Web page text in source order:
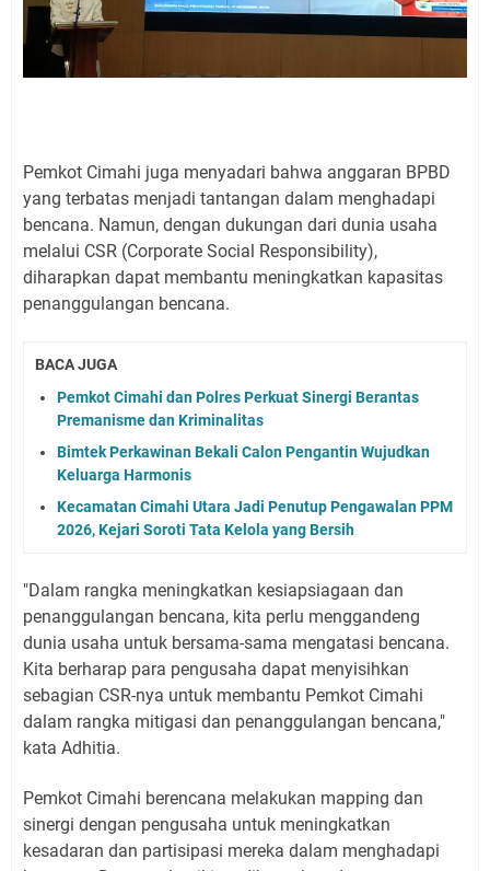
Pemkot Cimahi juga menyadari bahwa anggaran BPBD
yang terbatas menjadi tantangan dalam menghadapi
bencana. Namun, dengan dukungan dari dunia usaha
melalui CSR (Corporate Social Responsibility),
diharapkan dapat membantu meningkatkan kapasitas
penanggulangan bencana.
BACA JUGA
Pemkot Cimahi dan Polres Perkuat Sinergi Berantas
Premanisme dan Kriminalitas
Bimtek Perkawinan Bekali Calon Pengantin Wujudkan
Keluarga Harmonis
Kecamatan Cimahi Utara Jadi Penutup Pengawalan PPM
2026, Kejari Soroti Tata Kelola yang Bersih
"Dalam rangka meningkatkan kesiapsiagaan dan
penanggulangan bencana, kita perlu menggandeng
dunia usaha untuk bersama-sama mengatasi bencana.
Kita berharap para pengusaha dapat menyisihkan
sebagian CSR-nya untuk membantu Pemkot Cimahi
dalam rangka mitigasi dan penanggulangan bencana,"
kata Adhitia.
Pemkot Cimahi berencana melakukan mapping dan
sinergi dengan pengusaha untuk meningkatkan
kesadaran dan partisipasi mereka dalam menghadapi